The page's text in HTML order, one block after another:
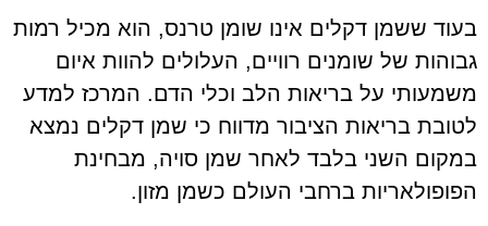
בעוד ששמן דקלים אינו שומן טרנס, הוא מכיל רמות
גבוהות של שומנים רוויים, העלולים להוות איום
משמעותי על בריאות הלב וכלי הדם. המרכז למדע
לטובת בריאות הציבור מדווח כי שמן דקלים נמצא
במקום השני בלבד לאחר שמן סויה, מבחינת
הפופולאריות ברחבי העולם כשמן מזון.